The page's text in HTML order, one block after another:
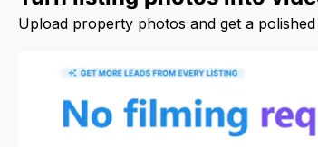
Upload property photos and get a